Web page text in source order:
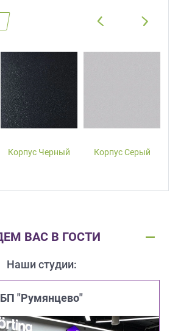
Корпус Черный Корпус Серый
ВАС В ГОСТИ
Наши студии:
БП "Румянцево"